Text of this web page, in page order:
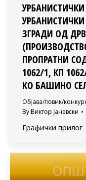
ЗГРАДИ ОД
ПРОПРАТНИ
1062/1, КП
КО БАШИНО
Објава/повик/
By Виктор Јаневски
Графички прилог